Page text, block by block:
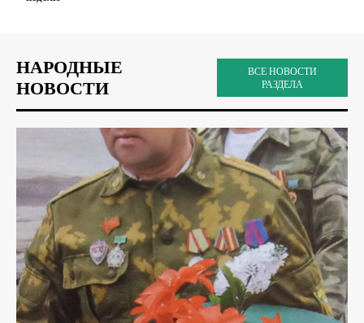
НАРОДНЫЕ
НОВОСТИ
ВСЕ НОВОСТИ
РАЗДЕЛА